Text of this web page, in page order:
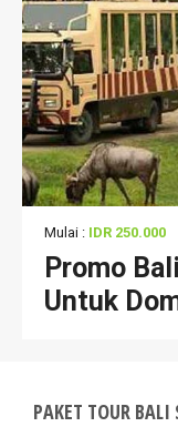
Mulai : IDR 250.000
Promo
Untuk
PAKET TOUR BALI